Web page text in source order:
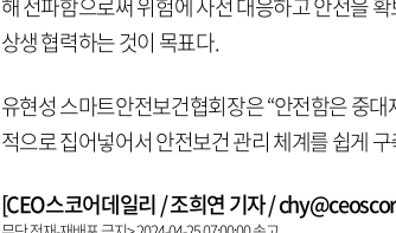
해 전파함으로써 위험에 사전 대응하고 안전을
상생 협력하는 것이 목표다.
유현성 스마트안전보건협회장은 “안전함은 중
적으로 집어넣어서 안전보건 관리 체계를 쉽게
[CEO스코어데일리 / 조희연 기자 /